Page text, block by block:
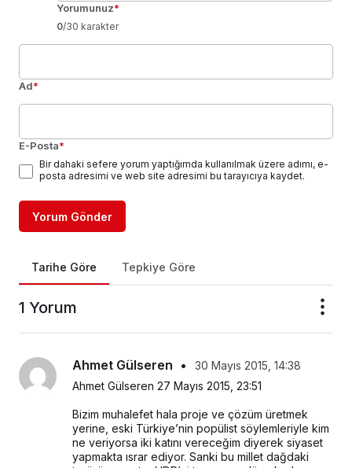
Yorumunuz*
0/30 karakter
Ad*
E-Posta*
Bir dahaki sefere yorum yaptığımda kullanılmak üzere adımı, e-
posta adresimi ve web site adresimi bu tarayıcıya kaydet.
Yorum Gönder
Tarihe Göre Tepkiye Göre
1 Yorum
Ahmet Gülseren •
30 Mayıs 2015, 14:38
Ahmet Gülseren 27 Mayıs 2015, 23:51
Bizim muhalefet hala proje ve çözüm üretmek
yerine, eski Türkiye’nin popülist söylemleriyle kim
ne veriyorsa iki katını vereceğim diyerek siyaset
yapmakta ısrar ediyor. Sanki bu millet dağdaki